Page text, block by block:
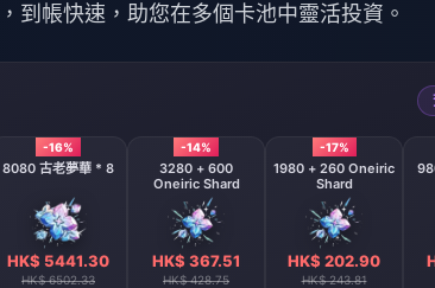
到帳快速，助您在多個卡池中靈活投資。
-16%
8080 古老夢華 * 8
HK$ 5441.30
HK$ 6502.33
-14%
3280 + 600
Oneiric Shard
HK$ 367.51
HK$ 428.75
-17%
1980 + 260 Oneiric
Shard
HK$ 202.90
HK$ 243.81